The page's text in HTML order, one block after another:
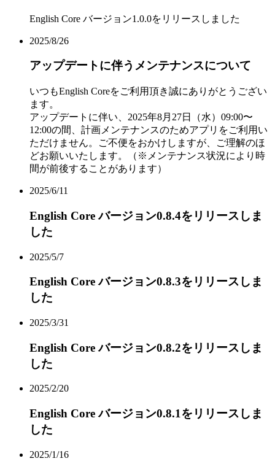
English Core バージョン1.0.0をリリースしました
2025/8/26
アップデートに伴うメンテナンスについて
いつもEnglish Coreをご利用頂き誠にありがとうござい
ます。
アップデートに伴い、2025年8月27日（水）09:00〜
12:00の間、計画メンテナンスのためアプリをご利用い
ただけません。ご不便をおかけしますが、ご理解のほ
どお願いいたします。（※メンテナンス状況により時
間が前後することがあります）
2025/6/11
English Core バージョン0.8.4をリリースしま
した
2025/5/7
English Core バージョン0.8.3をリリースしま
した
2025/3/31
English Core バージョン0.8.2をリリースしま
した
2025/2/20
English Core バージョン0.8.1をリリースしま
した
2025/1/16